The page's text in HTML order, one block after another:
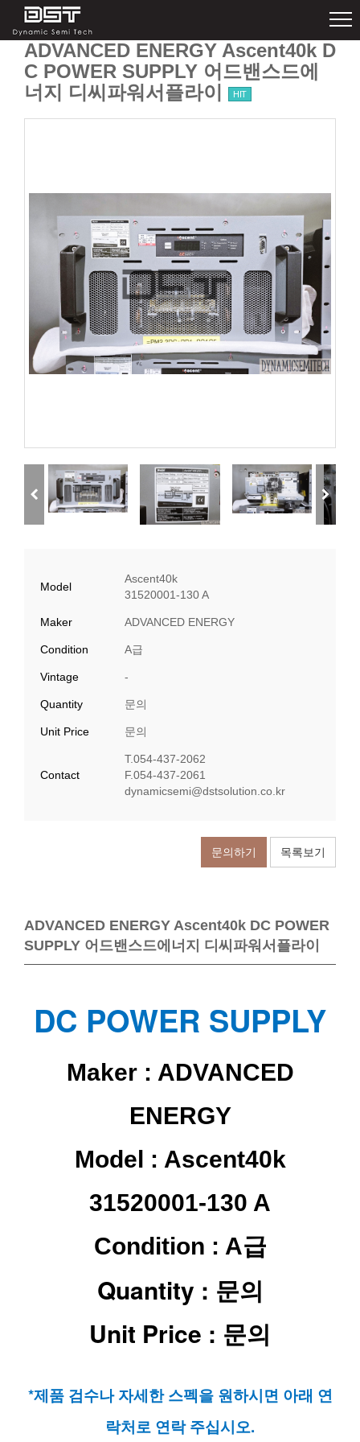
ADVANCED ENERGY Ascent40k D
C POWER SUPPLY 어드밴스드에
너지 디씨파워서플라이
HIT
Model
Ascent40k
31520001-130 A
Maker ADVANCED ENERGY
Condition A급
Vintage -
Quantity 문의
Unit Price 문의
Contact
T.054-437-2062
F.054-437-2061
​dynamicsemi@dstsolution.co.kr
문의하기 목록보기
ADVANCED ENERGY Ascent40k DC POWER
SUPPLY 어드밴스드에너지 디씨파워서플라이
DC POWER SUPPLY
Maker : ADVANCED
ENERGY
Model : Ascent40k
31520001-130 A
Condition : A급
Quantity : 문의
Unit Price : 문의
*제품 검수나 자세한 스펙을 원하시면 아래 연
락처로 연락 주십시오.